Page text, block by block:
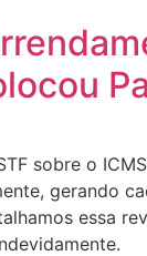
sobre o
gerando
essa